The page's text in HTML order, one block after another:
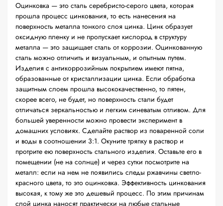
Оцинковка — это сталь серебристо-серого цвета, которая
прошла процесс цинкования, то есть нанесения на
поверхность металла тонкого слоя цинка. Цинк образует
оксидную пленку и не пропускает кислород в структуру
металла — это защищает сталь от коррозии. Оцинкованную
сталь можно отличить и визуальным, и опытным путем.
Изделия с антикоррозийным покрытием имеют пятна,
образованные от кристаллизации цинка. Если обработка
защитным слоем прошла высококачественно, то пятен,
скорее всего, не будет, но поверхность стали будет
отличаться зеркальностью и легким синеватым отливом. Для
большей уверенности можно провести эксперимент в
домашних условиях. Сделайте раствор из поваренной соли
и воды в соотношении 3:1. Окуните тряпку в раствор и
протрите ею поверхность стального изделия. Оставьте его в
помещении (не на солнце) и через сутки посмотрите на
металл: если на нем не появились следы ржавчины светло-
красного цвета, то это оцинковка. Эффективность цинкования
высокая, к тому же это дешевый процесс. По этим причинам
слой цинка наносят практически на любые стальные